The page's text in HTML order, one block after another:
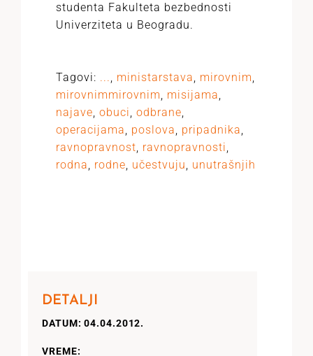
studenta Fakulteta bezbednosti
Univerziteta u Beogradu.
Tagovi: ..., ministarstava, mirovnim,
mirovnimmirovnim, misijama,
najave, obuci, odbrane,
operacijama, poslova, pripadnika,
ravnopravnost, ravnopravnosti,
rodna, rodne, učestvuju, unutrašnjih
DETALJI
DATUM: 04.04.2012.
VREME: